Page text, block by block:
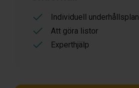
Individuell underhållsplan
Att göra listor
Experthjälp